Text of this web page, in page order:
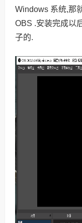
Windows 系统,那
OBS .安装完成以
子的.